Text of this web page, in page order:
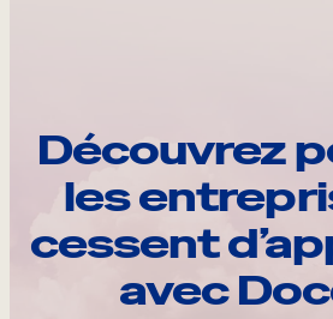
Découvrez
les
cessent
avec